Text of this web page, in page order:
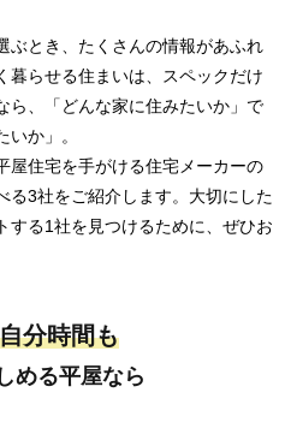
とき、たくさんの情報があふれ
暮らせる住まいは、スペックだけ
ら、「どんな家に住みたいか」で
か」。
屋住宅を手がける住宅メーカーの
る3社をご紹介します。大切にした
する1社を見つけるために、ぜひお
分時間も
める平屋なら